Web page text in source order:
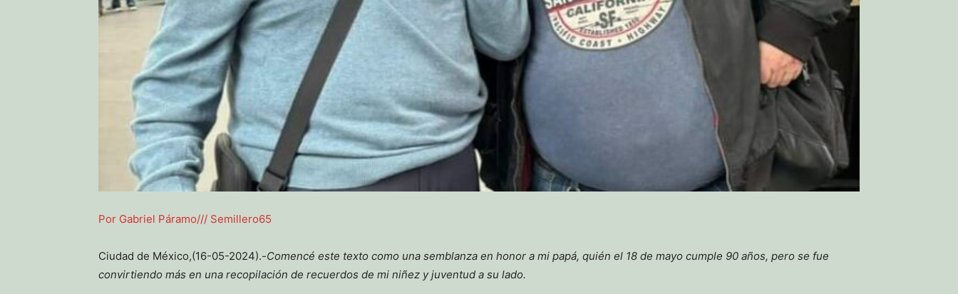
Por Gabriel Páramo/// Semillero65
Ciudad de México,(16-05-2024).-Comencé este texto como una semblanza en honor a mi papá, quién el 18 de mayo cumple 90 años, pero se fue
convirtiendo más en una recopilación de recuerdos de mi niñez y juventud a su lado.